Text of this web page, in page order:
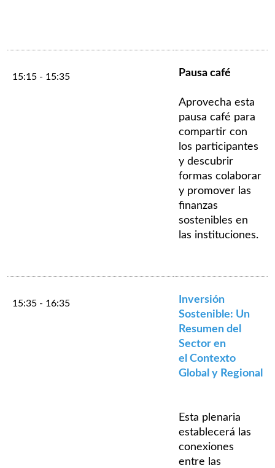
15:15 - 15:35 Pausa café
Aprovecha esta
pausa café para
compartir con
los participantes
y descubrir
formas colaborar
y promover las
finanzas
sostenibles en
las instituciones.
15:35 - 16:35
Inversión
Sostenible: Un
Resumen del
Sector en
el Contexto
Global y Regional
Esta plenaria
establecerá las
conexiones
entre las